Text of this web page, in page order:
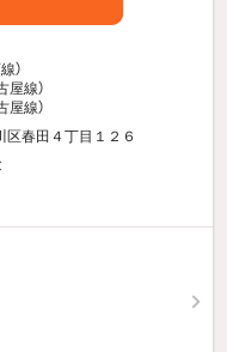
）
屋線）
屋線）
区春田４丁目１２６